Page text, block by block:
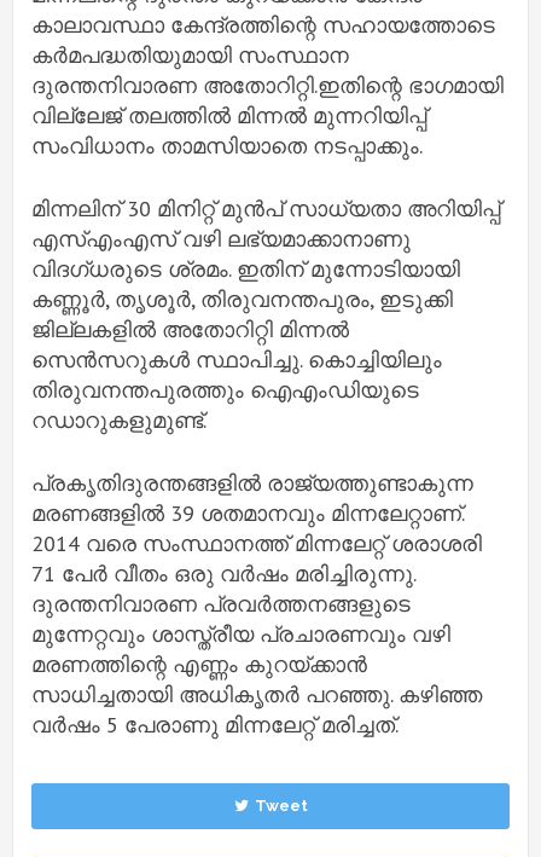
കാലാവസ്ഥാ കേന്ദ്രത്തിന്റെ സഹായത്തോടെ
കര്‍മപദ്ധതിയുമായി സംസ്ഥാന
ദുരന്തനിവാരണ അതോറിറ്റി.ഇതിന്റെ ഭാഗമായി
വില്ലേജ് തലത്തില്‍ മിന്നല്‍ മുന്നറിയിപ്പ്
സംവിധാനം താമസിയാതെ നടപ്പാക്കും.
മിന്നലിന് 30 മിനിറ്റ് മുന്‍പ് സാധ്യതാ അറിയിപ്പ്
എസ്‌എംഎസ് വഴി ലഭ്യമാക്കാനാണു
വിദഗ്ധരുടെ ശ്രമം. ഇതിന് മുന്നോടിയായി
കണ്ണൂര്‍, തൃശൂര്‍, തിരുവനന്തപുരം, ഇടുക്കി
ജില്ലകളില്‍ അതോറിറ്റി മിന്നല്‍
സെന്‍സറുകള്‍ സ്ഥാപിച്ചു. കൊച്ചിയിലും
തിരുവനന്തപുരത്തും ഐഎംഡിയുടെ
റഡാറുകളുമുണ്ട്.
പ്രകൃതിദുരന്തങ്ങളില്‍ രാജ്യത്തുണ്ടാകുന്ന
മരണങ്ങളില്‍ 39 ശതമാനവും മിന്നലേറ്റാണ്.
2014 വരെ സംസ്ഥാനത്ത് മിന്നലേറ്റ് ശരാശരി
71 പേര്‍ വീതം ഒരു വര്‍ഷം മരിച്ചിരുന്നു.
ദുരന്തനിവാരണ പ്രവര്‍ത്തനങ്ങളുടെ
മുന്നേറ്റവും ശാസ്ത്രീയ പ്രചാരണവും വഴി
മരണത്തിന്റെ എണ്ണം കുറയ്ക്കാന്‍
സാധിച്ചതായി അധികൃതര്‍ പറഞ്ഞു. കഴിഞ്ഞ
വര്‍ഷം 5 പേരാണു മിന്നലേറ്റ് മരിച്ചത്.
Tweet